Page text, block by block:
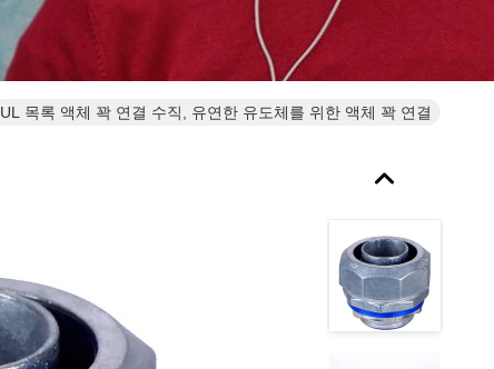
UL 목록 액체 꽉 연결 수직, 유연한 유도체를 위한 액체 꽉 연결